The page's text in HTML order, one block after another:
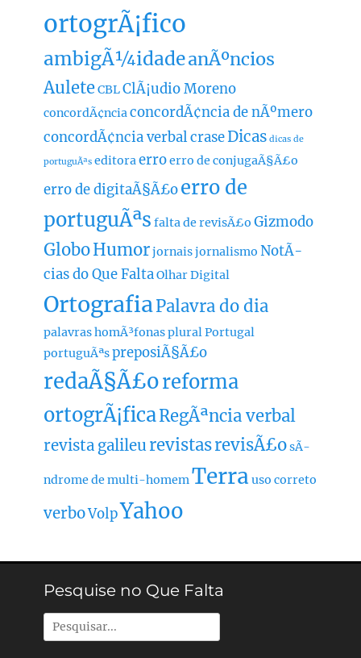
ortogrÃ¡fico
ambigÃ¼idadeanÃºncios
AuleteCBLClÃ¡udio Moreno
concordÃ¢nciaconcordÃ¢ncia de nÃºmero
concordÃ¢ncia verbalcraseDicas dicas de
portuguÃªs editoraerroerro de conjugaÃ§Ã£o
erro de digitaÃ§Ã£oerro de
portuguÃªs falta de revisÃ£o Gizmodo
GloboHumorjornaisjornalismo NotÃ­
cias do Que FaltaOlhar Digital
OrtografiaPalavra do dia
palavras homÃ³fonaspluralPortugal
portuguÃªspreposiÃ§Ã£o
redaÃ§Ã£oreforma
ortogrÃ¡ficaRegÃªncia verbal
revista galileurevistasrevisÃ£osÃ­
ndrome de multi-homemTerra uso correto
verboVolpYahoo
Pesquise no Que Falta
Pesquisar
por: